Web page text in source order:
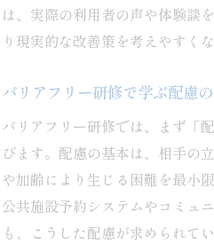
は、実際の利用者の声や体験談
り現実的な改善策を考えやすくな
バリアフリー研修で学ぶ配慮
バリアフリー研修では、まず「
びます。配慮の基本は、相手の
や加齢により生じる困難を最小
公共施設予約システムやコミュ
も、こうした配慮が求められてい